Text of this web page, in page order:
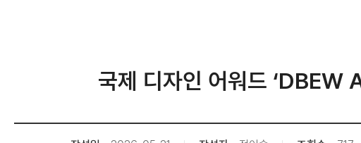
국제 디자인 어워드 ‘DBEW